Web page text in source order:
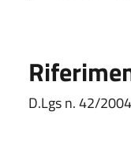
D.Lgs n. 42/